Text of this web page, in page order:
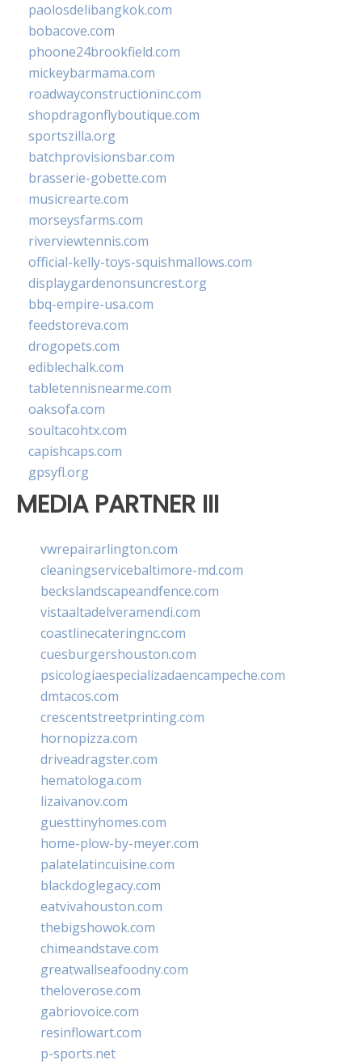
paolosdelibangkok.com
bobacove.com
phoone24brookfield.com
mickeybarmama.com
roadwayconstructioninc.com
shopdragonflyboutique.com
sportszilla.org
batchprovisionsbar.com
brasserie-gobette.com
musicrearte.com
morseysfarms.com
riverviewtennis.com
official-kelly-toys-squishmallows.com
displaygardenonsuncrest.org
bbq-empire-usa.com
feedstoreva.com
drogopets.com
ediblechalk.com
tabletennisnearme.com
oaksofa.com
soultacohtx.com
capishcaps.com
gpsyfl.org
MEDIA PARTNER III
vwrepairarlington.com
cleaningservicebaltimore-md.com
beckslandscapeandfence.com
vistaaltadelveramendi.com
coastlinecateringnc.com
cuesburgershouston.com
psicologiaespecializadaencampeche.com
dmtacos.com
crescentstreetprinting.com
hornopizza.com
driveadragster.com
hematologa.com
lizaivanov.com
guesttinyhomes.com
home-plow-by-meyer.com
palatelatincuisine.com
blackdoglegacy.com
eatvivahouston.com
thebigshowok.com
chimeandstave.com
greatwallseafoodny.com
theloverose.com
gabriovoice.com
resinflowart.com
p-sports.net